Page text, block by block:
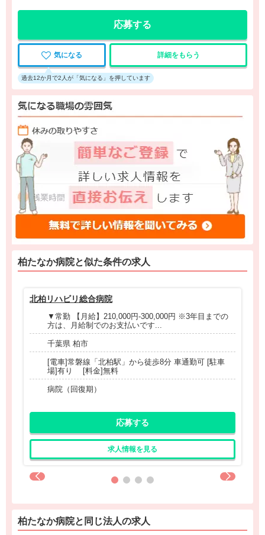
応募する
気になる 詳細をもらう
過去12か月で2人が「気になる」を押しています
柏たなか病院と似た条件の求人
北柏リハビリ総合病院
▼常勤 【月給】210,000円-300,000円 ※3年目までの
方は、月給制でのお支払いです...
千葉県 柏市
[電車]常磐線「北柏駅」から徒歩8分 車通勤可 [駐車
場]有り [料金]無料
病院（回復期）
応募する
求人情報を見る
柏たなか病院と同じ法人の求人